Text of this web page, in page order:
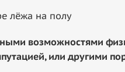
лёжа на полу
возможностями
или другими